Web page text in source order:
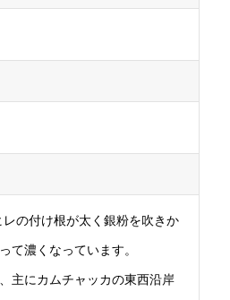
の付け根が太く銀粉を吹きか
て濃くなっています。
主にカムチャッカの東西沿岸